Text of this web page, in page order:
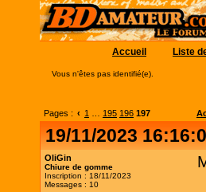
Accueil Liste
Vous n'êtes pas identifié(e).
Pages : ‹ 1 195 196 197
19/11/2023
OliGin
Chiure de gomme
Inscription : 18/11/2023
Messages : 10